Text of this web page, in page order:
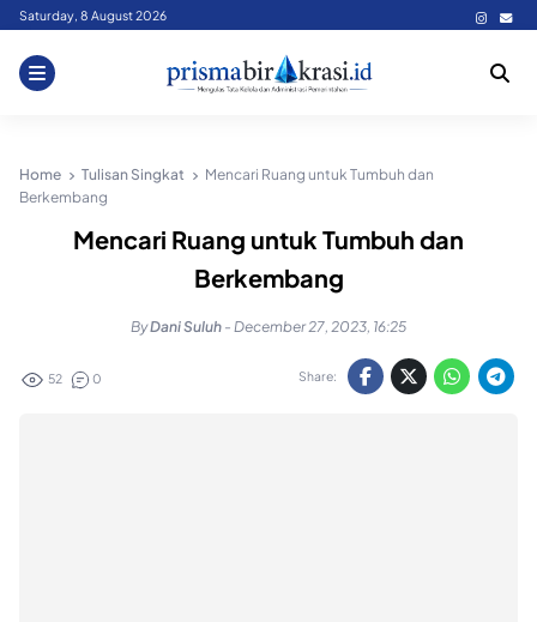
Skip
content
Saturday, 8 August 2026
Home Tulisan Singkat
Mencari Ruang untuk Tumbuh dan
Berkembang
Mencari Ruang untuk Tumbuh dan
Berkembang
ByDani Suluh - December 27, 2023, 16:25
52 0 Share: